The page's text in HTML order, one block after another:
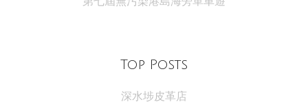
Top Posts
深水埗皮革店